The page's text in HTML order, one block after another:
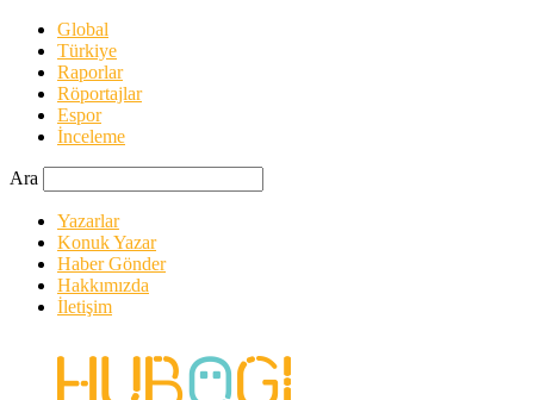
Global
Türkiye
Raporlar
Röportajlar
Espor
İnceleme
Ara
Yazarlar
Konuk Yazar
Haber Gönder
Hakkımızda
İletişim